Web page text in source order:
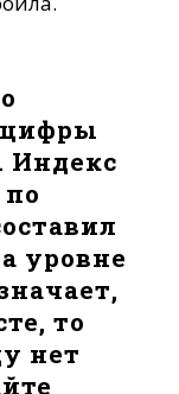
цифры
Индекс
уровне
то
нет